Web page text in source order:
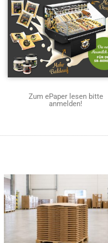
Zum ePaper lesen bitte
anmelden!